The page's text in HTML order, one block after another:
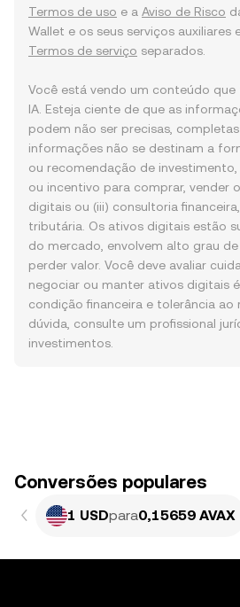
Termos de uso e a Aviso de Risco
Wallet e os seus serviços auxiliares
Termos de serviço separados.
Você está vendo um conteúdo
IA. Esteja ciente de que as
podem não ser precisas,
informações não se destinam a
ou recomendação de
ou incentivo para comprar, vender
digitais ou (iii) consultoria
tributária. Os ativos digitais estão
do mercado, envolvem alto grau
perder valor. Você deve avaliar
negociar ou manter ativos digitais
condição financeira e tolerância ao
dúvida, consulte um profissional
investimentos.
Conversões populares
1 USDpara0,15659 AVAX